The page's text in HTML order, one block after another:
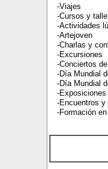
-Viajes
-Cursos y
-Actividades
-Artejoven
-Charlas y
-Excursiones
-Conciertos
-Día Mundial
-Día Mundial
-Exposiciones
-Encuentros y
-Formación